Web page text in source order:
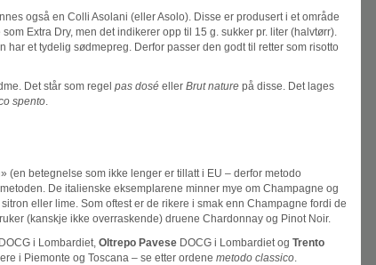
også en Colli Asolani (eller Asolo). Disse er produsert i et område
Extra Dry, men det indikerer opp til 15 g. sukker pr. liter (halvtørr).
har et tydelig sødmepreg. Derfor passer den godt til retter som risotto
Det står som regel pas dosé eller Brut nature på disse. Det lages
spento.
(en betegnelse som ikke lenger er tillatt i EU – derfor metodo
De italienske eksemplarene minner mye om Champagne og
eller lime. Som oftest er de rikere i smak enn Champagne fordi de
(kanskje ikke overraskende) druene Chardonnay og Pinot Noir.
DOCG i Lombardiet, Oltrepo Pavese DOCG i Lombardiet og Trento
i Piemonte og Toscana – se etter ordene metodo classico.